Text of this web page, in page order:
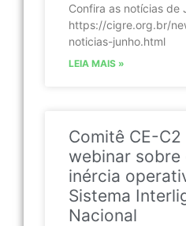
Confira as notícias de
https://cigre.org.br/
noticias-junho.html
LEIA MAIS »
Comitê CE-
webinar sobre
inércia
Sistema
Nacional